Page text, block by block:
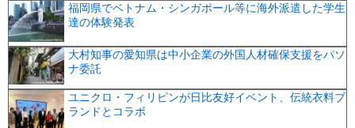
福岡県でベトナム・シンガポール等に海外派遣した学生
達の体験発表
大村知事の愛知県は中小企業の外国人材確保支援をパソ
ナ委託
ユニクロ・フィリピンが日比友好イベント、伝統衣料ブ
ランドとコラボ